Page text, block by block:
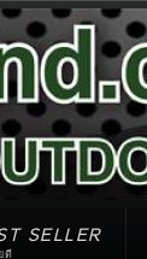
SELLER
ดี